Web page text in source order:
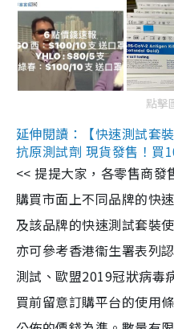
點擊
延伸閱讀：【快速測試套
抗原測試劑 現貨發售！買
<< 提提大家，各零售商發
購買市面上不同品牌的快
及該品牌的快速測試套裝
亦可參考香港衞生署表列
測試、歐盟2019冠狀病毒
買前留意訂購平台的使用